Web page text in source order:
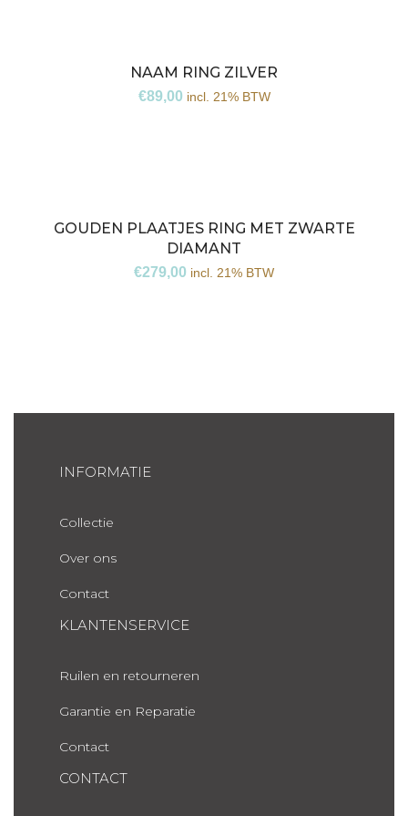
NAAM RING ZILVER
€89,00 incl. 21% BTW
GOUDEN PLAATJES RING MET ZWARTE
DIAMANT
€279,00 incl. 21% BTW
INFORMATIE
Collectie
Over ons
Contact
KLANTENSERVICE
Ruilen en retourneren
Garantie en Reparatie
Contact
CONTACT